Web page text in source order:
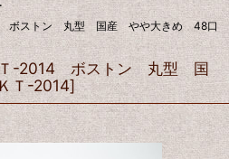
ボストン 丸型 国産 やや大きめ 48口
-2014 ボストン 丸型 国
ＫＴ-2014]